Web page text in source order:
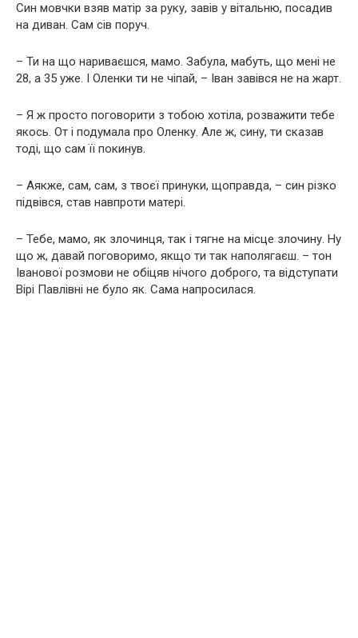
Син мовчки взяв матір за руку, завів у вітальню, посадив
на диван. Сам сів поруч.
– Ти на що нариваєшся, мамо. Забула, мабуть, що мені не
28, а 35 уже. І Оленки ти не чіпай, – Іван завівся не на жарт.
– Я ж просто поговорити з тобою хотіла, розважити тебе
якось. От і подумала про Оленку. Але ж, сину, ти сказав
тоді, що сам її покинув.
– Аякже, сам, сам, з твоєї принуки, щоправда, – син різко
підвівся, став навпроти матері.
– Тебе, мамо, як злочинця, так і тягне на місце злочину. Ну
що ж, давай поговоримо, якщо ти так наполягаєш. – тон
Іванової розмови не обіцяв нічого доброго, та відступати
Вірі Павлівні не було як. Сама напросилася.